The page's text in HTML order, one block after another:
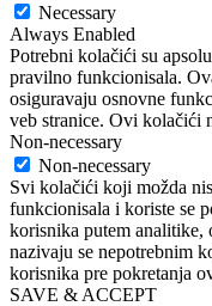
Necessary
Always Enabled
Potrebni kolačići su
pravilno funkcionisala.
osiguravaju osnovne
veb stranice. Ovi kolačići
Non-necessary
Non-necessary
Svi kolačići koji možda
funkcionisala i koriste se
korisnika putem analitike,
nazivaju se nepotrebnim
korisnika pre pokretanja
SAVE & ACCEPT